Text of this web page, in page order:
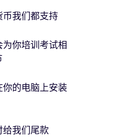
币我们都支持
你培训考试相
的电脑上安装
给我们尾款